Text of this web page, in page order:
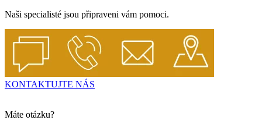
Naši specialisté jsou připraveni vám pomoci.
KONTAKTUJTE NÁS
Máte otázku?